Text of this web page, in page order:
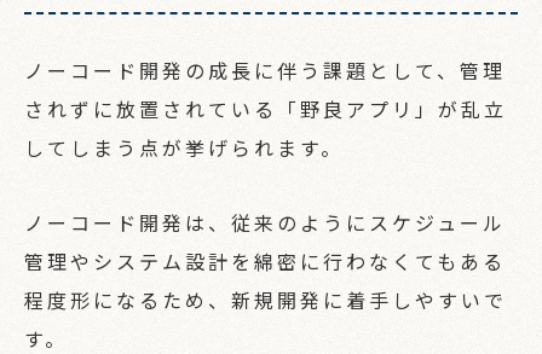
ノーコード開発の成長に伴う課題として、管理
されずに放置されている「野良アプリ」が乱立
してしまう点が挙げられます。
ノーコード開発は、従来のようにスケジュール
管理やシステム設計を綿密に行わなくてもある
程度形になるため、新規開発に着手しやすいで
す。